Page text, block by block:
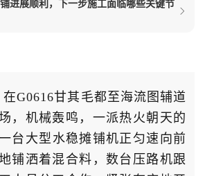
进展顺利，下一步施工面临哪些关键节
在G0616甘其毛都至海流图辅道
，机械轰鸣，一派热火朝天的
台大型水稳摊铺机正匀速向前
铺洒着混合料，数台压路机跟